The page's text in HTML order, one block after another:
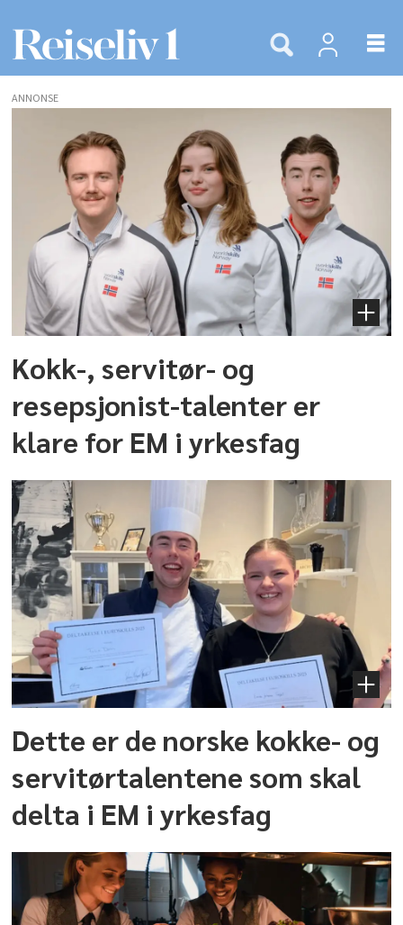
Tags:
euroskills
ANNONSE
Kokk-, servitør- og
resepsjonist-talenter er
klare for EM i yrkesfag
Dette er de norske kokke- og
servitørtalentene som skal
delta i EM i yrkesfag